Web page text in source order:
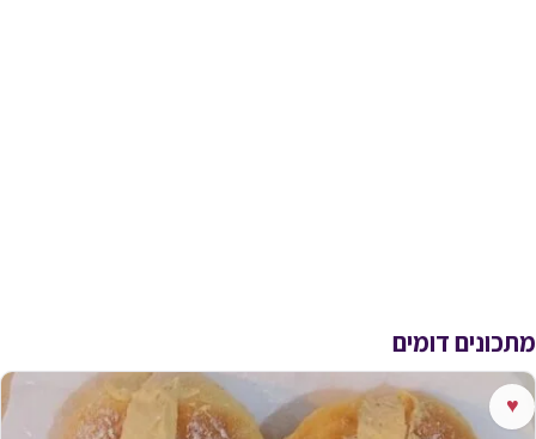
מתכונים דומים
♥